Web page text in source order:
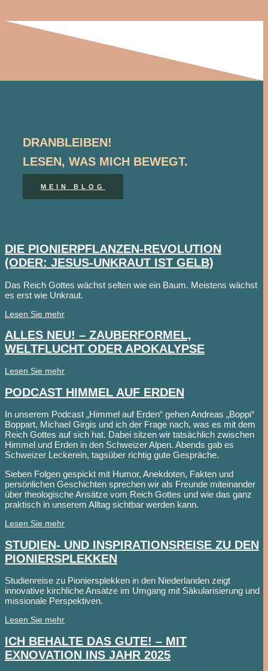
DRANBLEIBEN!
LESEN, WAS MICH BEWEGT.
MEIN BLOG
DIE PIONIERPFLANZEN-REVOLUTION
(ODER: JESUS-UNKRAUT IST GELB)
Das Reich Gottes wächst selten wie ein Baum. Meistens wächst
es erst wie Unkraut.
Lesen Sie mehr
ALLES NEU! – ZAUBERFORMEL,
WELTFLUCHT ODER APOKALYPSE
Lesen Sie mehr
PODCAST HIMMEL AUF ERDEN
In unserem Podcast „Himmel auf Erden“ gehen Andreas „Boppi“
Boppart, Michael Girgis und ich der Frage nach, was es mit dem
Reich Gottes auf sich hat. Dabei sitzen wir tatsächlich zwischen
Himmel und Erden in den Schweizer Alpen. Abends gab es
Schweizer Leckerein, tagsüber richtig gute Gespräche.
Sieben Folgen gespickt mit Humor, Anekdoten, Fakten und
persönlichen Geschichten sprechen wir als Freunde miteinander
über theologische Ansätze vom Reich Gottes und wie das ganz
praktisch in unserem Alltag sichtbar werden kann.
Lesen Sie mehr
STUDIEN- UND INSPIRATIONSREISE ZU DEN
PIONIERSPLEKKEN
Studienreise zu Pioniersplekken in den Niederlanden zeigt
innovative kirchliche Ansätze im Umgang mit Säkularisierung und
missionale Perspektiven.
Lesen Sie mehr
ICH BEHALTE DAS GUTE! – MIT
EXNOVATION INS JAHR 2025